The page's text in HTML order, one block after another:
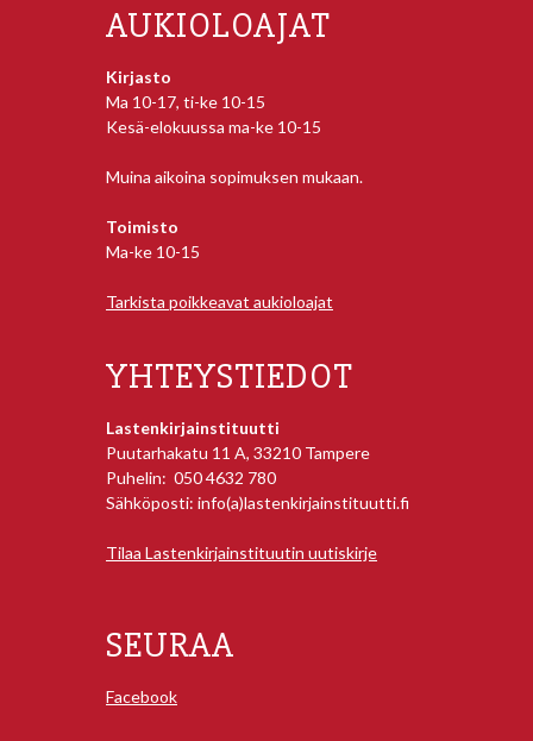
AUKIOLOAJAT
Kirjasto
Ma 10-17, ti-ke 10-15
Kesä-elokuussa ma-ke 10-15
Muina aikoina sopimuksen mukaan.
Toimisto
Ma-ke 10-15
Tarkista poikkeavat aukioloajat
YHTEYSTIEDOT
Lastenkirjainstituutti
Puutarhakatu 11 A, 33210 Tampere
Puhelin: 050 4632 780
Sähköposti: info(a)lastenkirjainstituutti.fi
Tilaa Lastenkirjainstituutin uutiskirje
SEURAA
Facebook